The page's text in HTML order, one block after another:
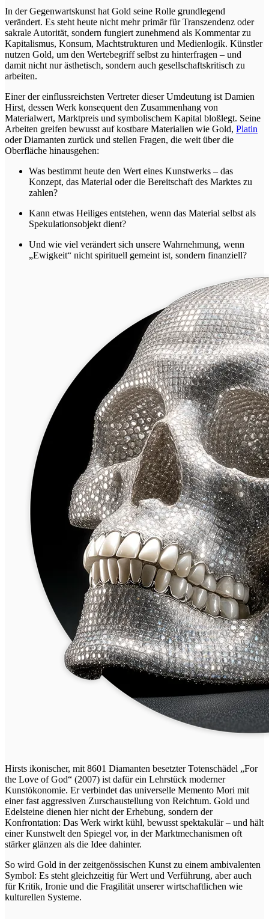
In der Gegenwartskunst hat Gold seine Rolle grundlegend
verändert. Es steht heute nicht mehr primär für Transzendenz oder
sakrale Autorität, sondern fungiert zunehmend als Kommentar zu
Kapitalismus, Konsum, Machtstrukturen und Medienlogik. Künstler
nutzen Gold, um den Wertebegriff selbst zu hinterfragen – und
damit nicht nur ästhetisch, sondern auch gesellschaftskritisch zu
arbeiten.
Einer der einflussreichsten Vertreter dieser Umdeutung ist Damien
Hirst, dessen Werk konsequent den Zusammenhang von
Materialwert, Marktpreis und symbolischem Kapital bloßlegt. Seine
Arbeiten greifen bewusst auf kostbare Materialien wie Gold, Platin
oder Diamanten zurück und stellen Fragen, die weit über die
Oberfläche hinausgehen:
Was bestimmt heute den Wert eines Kunstwerks – das
Konzept, das Material oder die Bereitschaft des Marktes zu
zahlen?
Kann etwas Heiliges entstehen, wenn das Material selbst als
Spekulationsobjekt dient?
Und wie viel verändert sich unsere Wahrnehmung, wenn
„Ewigkeit“ nicht spirituell gemeint ist, sondern finanziell?
Hirsts ikonischer, mit 8601 Diamanten besetzter Totenschädel „For
the Love of God“ (2007) ist dafür ein Lehrstück moderner
Kunstökonomie. Er verbindet das universelle Memento Mori mit
einer fast aggressiven Zurschaustellung von Reichtum. Gold und
Edelsteine dienen hier nicht der Erhebung, sondern der
Konfrontation: Das Werk wirkt kühl, bewusst spektakulär – und hält
einer Kunstwelt den Spiegel vor, in der Marktmechanismen oft
stärker glänzen als die Idee dahinter.
So wird Gold in der zeitgenössischen Kunst zu einem ambivalenten
Symbol: Es steht gleichzeitig für Wert und Verführung, aber auch
für Kritik, Ironie und die Fragilität unserer wirtschaftlichen wie
kulturellen Systeme.